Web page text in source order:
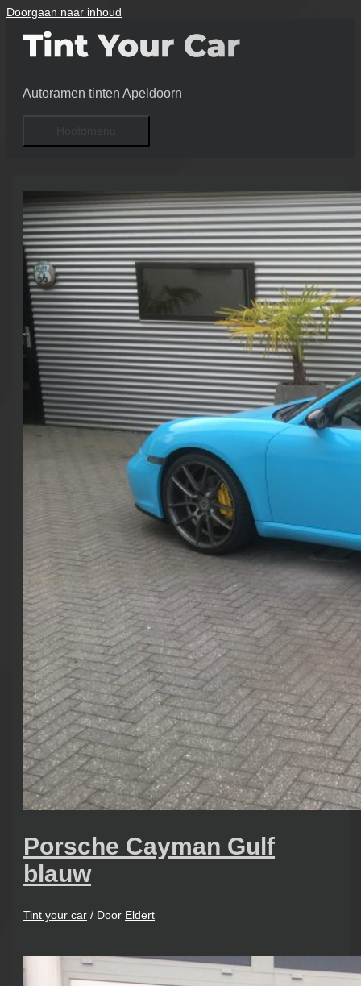
Doorgaan naar inhoud
Autoramen tinten Apeldoorn
Porsche Cayman Gulf
blauw
Tint your car / Door Eldert